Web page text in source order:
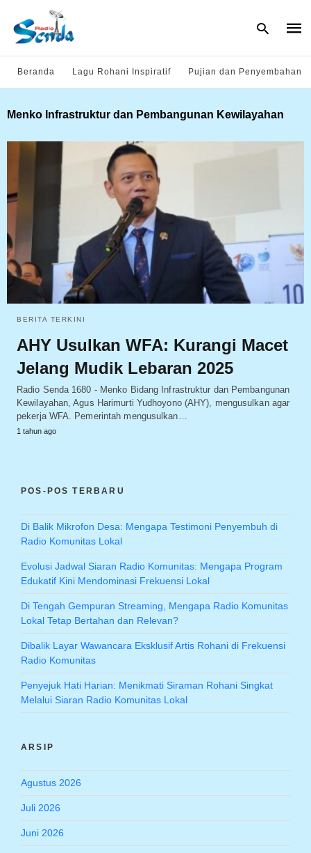
Beranda Lagu Rohani Inspiratif Pujian dan Penyembahan
Menko Infrastruktur dan Pembangunan Kewilayahan
BERITA TERKINI
AHY Usulkan WFA: Kurangi Macet
Jelang Mudik Lebaran 2025
Radio Senda 1680 - Menko Bidang Infrastruktur dan Pembangunan
Kewilayahan, Agus Harimurti Yudhoyono (AHY), mengusulkan agar
pekerja WFA. Pemerintah mengusulkan…
1 tahun ago
POS-POS TERBARU
Di Balik Mikrofon Desa: Mengapa Testimoni Penyembuh di
Radio Komunitas Lokal
Evolusi Jadwal Siaran Radio Komunitas: Mengapa Program
Edukatif Kini Mendominasi Frekuensi Lokal
Di Tengah Gempuran Streaming, Mengapa Radio Komunitas
Lokal Tetap Bertahan dan Relevan?
Dibalik Layar Wawancara Eksklusif Artis Rohani di Frekuensi
Radio Komunitas
Penyejuk Hati Harian: Menikmati Siraman Rohani Singkat
Melalui Siaran Radio Komunitas Lokal
ARSIP
Agustus 2026
Juli 2026
Juni 2026